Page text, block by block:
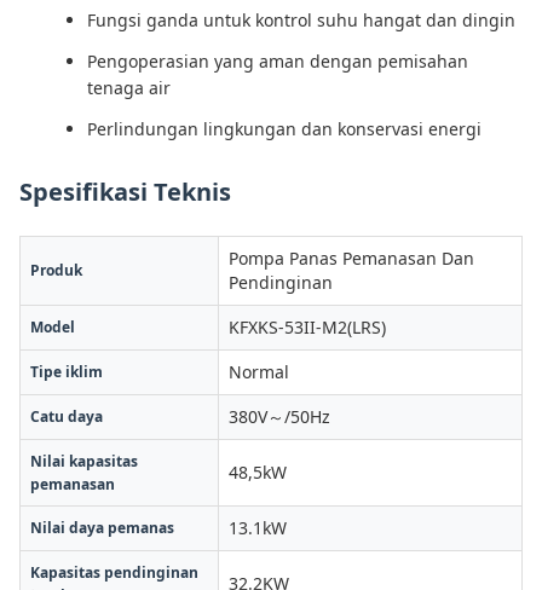
Fungsi ganda untuk kontrol suhu hangat dan dingin
Pengoperasian yang aman dengan pemisahan
tenaga air
Perlindungan lingkungan dan konservasi energi
Spesifikasi Teknis
Produk
Pompa Panas Pemanasan Dan
Pendinginan
Model KFXKS-53II-M2(LRS)
Tipe iklim Normal
Catu daya 380V～/50Hz
Nilai kapasitas
pemanasan
48,5kW
Nilai daya pemanas 13.1kW
Kapasitas pendinginan
32.2KW